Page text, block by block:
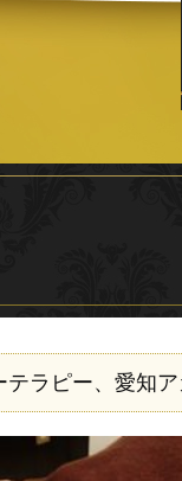
テラピー、愛知